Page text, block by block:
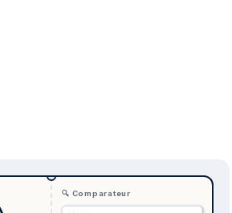
🔍 Comparateur